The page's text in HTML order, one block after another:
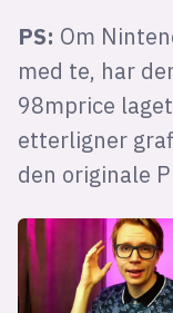
PS: Om
med te, har
98mprice laget
etterligner
den originale